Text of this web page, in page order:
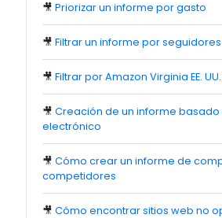
🎥 Priorizar un informe por gasto
🎥 Filtrar un informe por
🎥 Filtrar por Amazon Virginia EE. UU.
🎥 Creación de un informe
electrónico
🎥 Cómo crear un informe de
competidores
🎥 Cómo encontrar sitios web no